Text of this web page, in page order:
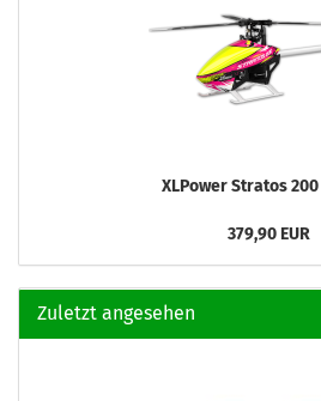
XLPower Stratos
379,90 EUR
Zuletzt angesehen